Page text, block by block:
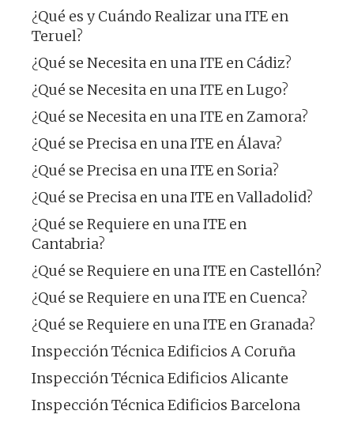
¿Qué es y Cuándo Realizar una ITE en
Teruel?
¿Qué se Necesita en una ITE en Cádiz?
¿Qué se Necesita en una ITE en Lugo?
¿Qué se Necesita en una ITE en Zamora?
¿Qué se Precisa en una ITE en Álava?
¿Qué se Precisa en una ITE en Soria?
¿Qué se Precisa en una ITE en Valladolid?
¿Qué se Requiere en una ITE en
Cantabria?
¿Qué se Requiere en una ITE en Castellón?
¿Qué se Requiere en una ITE en Cuenca?
¿Qué se Requiere en una ITE en Granada?
Inspección Técnica Edificios A Coruña
Inspección Técnica Edificios Alicante
Inspección Técnica Edificios Barcelona